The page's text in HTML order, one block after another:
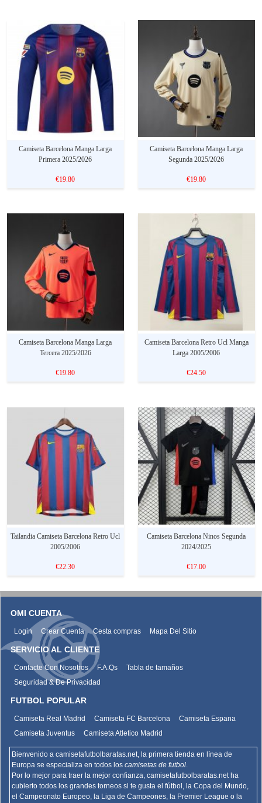
Camiseta Barcelona Manga Larga
Primera 2025/2026
€19.80
Camiseta Barcelona Manga Larga
Segunda 2025/2026
€19.80
Camiseta Barcelona Manga Larga
Tercera 2025/2026
€19.80
Camiseta Barcelona Retro Ucl Manga
Larga 2005/2006
€24.50
Tailandia Camiseta Barcelona Retro Ucl
2005/2006
€22.30
Camiseta Barcelona Ninos Segunda
2024/2025
€17.00
OMI CUENTA
Login Crear Cuenta Cesta compras Mapa Del Sitio
SERVICIO AL CLIENTE
Contacte Con Nosotros F.A.Qs
Tabla de tamaños
Seguridad & De Privacidad
FUTBOL POPULAR
Camiseta Real Madrid Camiseta FC Barcelona
Camiseta Espana
Camiseta Juventus
Camiseta Atletico Madrid
Bienvenido a camisetafutbolbaratas.net, la primera tienda en línea de
Europa se especializa en todos los camisetas de futbol.
Por lo mejor para traer la mejor confianza, camisetafutbolbaratas.netha
cubierto todos los grandes torneos si te gusta el fútbol, la Copa del Mundo,
el Campeonato Europeo, la Liga de Campeones, la Premier League o la